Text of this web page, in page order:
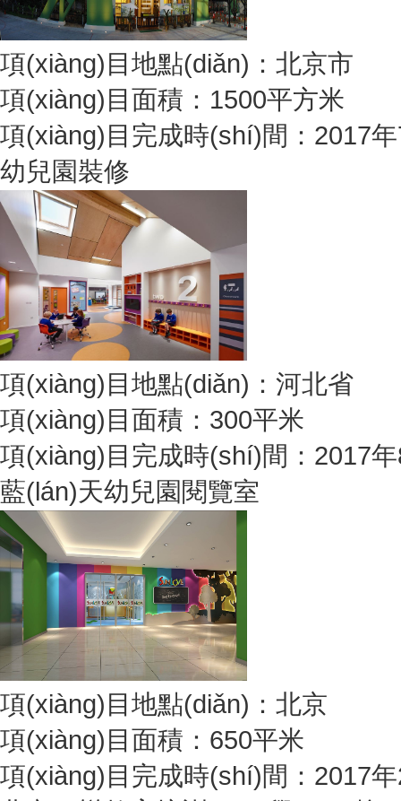
項(xiàng)目地點(diǎn)：北京市
項(xiàng)目面積：1500平方米
項(xiàng)目完成時(shí)間：2017
幼兒園裝修
項(xiàng)目地點(diǎn)：河北省
項(xiàng)目面積：300平米
項(xiàng)目完成時(shí)間：2017
藍(lán)天幼兒園閱覽室
項(xiàng)目地點(diǎn)：北京
項(xiàng)目面積：650平米
項(xiàng)目完成時(shí)間：2017